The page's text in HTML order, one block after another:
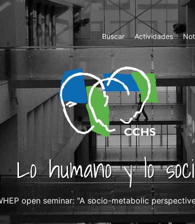
Top
Menu
Buscar Actividades
Lo humano y lo
open seminar: "A socio-metabolic